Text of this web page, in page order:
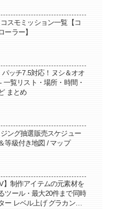
コスモミッション一覧【コ
ーラー】
パッチ7.5対応！ヌシ＆オオ
一覧リスト・場所・時間・
まとめ
ジング抽選販売スケジュー
等級付き地図 / マップ
】制作アイテムの元素材を
ツール・最大20件まで同時
ー レベル上げ グラカン納